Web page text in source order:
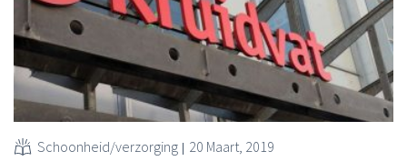
Schoonheid/verzorging 20 Maart, 2019